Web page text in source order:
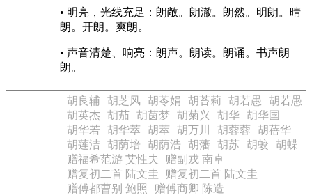
• 明亮，光线充足：朗敞。朗澈。朗然。明朗。晴
朗。开朗。爽朗。
• 声音清楚、响亮：朗声。朗读。朗诵。书声朗
朗。
胡良辅 胡芝风 胡苓娟 胡苔莉 胡若愚
胡若愚
胡英杰 胡茄 胡茵梦 胡菊兴 胡华 胡华国
胡华若 胡华萃 胡萃 胡万川 胡蓉蓉
胡蓓华
胡莲洁
胡荫培 胡荫浩 胡藩 胡苏 胡蛟 胡蝶
赠福希范游 艾性夫
赠副戎 南卓
赠复初二首 陆文圭
赠复初二首 陆文圭
赠傅都曹别 鲍照
赠傅商卿 陈造